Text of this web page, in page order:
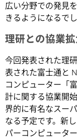
広い分野での発見
きるようになるでし
理研との協業
今回発表された理
表された富士通と
コンピューター「
計に関する協業開
界的に有名なスー
なる予定です。新
パーコンピュータ